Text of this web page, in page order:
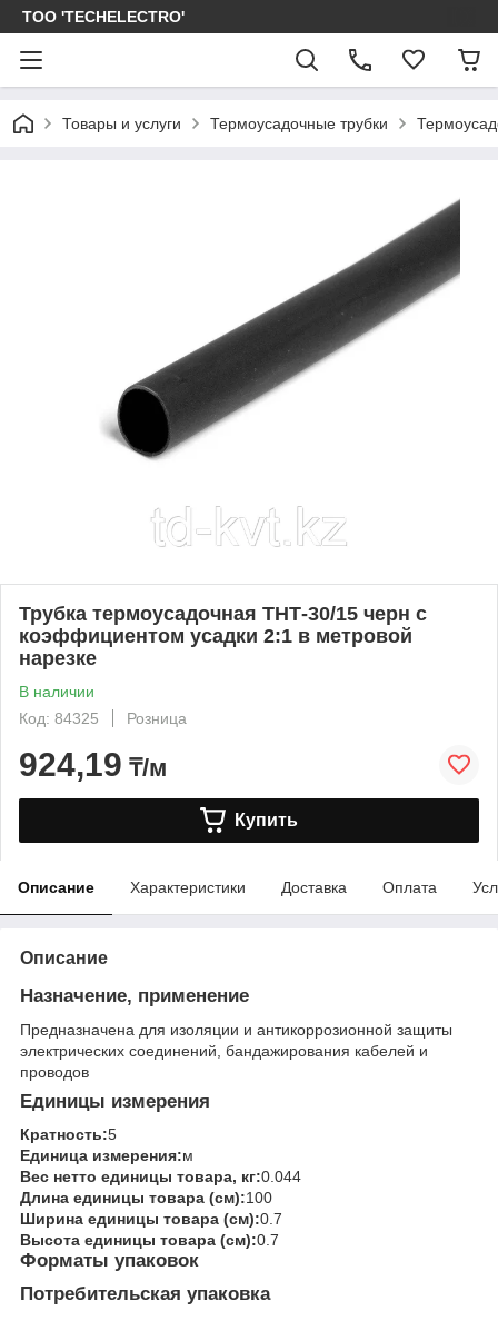
ТОО 'TECHELECTRO'
Товары и услуги Термоусадочные трубки
Трубка термоусадочная ТНТ-30/15 черн с
коэффициентом усадки 2:1 в метровой
нарезке
В наличии
Код: 84325
Розница
924,19 ₸/м
Купить
Описание Характеристики Доставка Оплата
Описание
Назначение, применение
Предназначена для изоляции и антикоррозионной защиты
электрических соединений, бандажирования кабелей и
проводов
Единицы измерения
Кратность:5
Единица измерения:м
Вес нетто единицы товара, кг:0.044
Длина единицы товара (см):100
Ширина единицы товара (см):0.7
Высота единицы товара (см):0.7
Форматы упаковок
Потребительская упаковка